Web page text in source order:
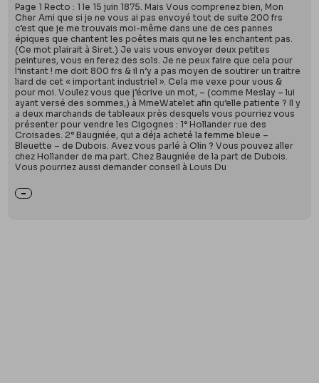
Page 1 Recto : 1 le 15 juin 1875. Mais Vous comprenez bien, Mon
Cher Ami que si je ne vous ai pas envoyé tout de suite 200 frs
c’est que je me trouvais moi-même dans une de ces pannes
épiques que chantent les poêtes mais qui ne les enchantent pas.
(Ce mot plairait à Siret.) Je vais vous envoyer deux petites
peintures, vous en ferez des sols. Je ne peux faire que cela pour
l’instant ! me doit 800 frs & il n’y a pas moyen de soutirer un traitre
liard de cet « important industriel ». Cela me vexe pour vous &
pour moi. Voulez vous que j’écrive un mot, – (comme Meslay – lui
ayant versé des sommes,) à MmeWatelet afin qu’elle patiente ? Il y
a deux marchands de tableaux près desquels vous pourriez vous
présenter pour vendre les Cigognes : 1° Hollander rue des
Croisades. 2° Baugniée, qui a déja acheté la femme bleue –
Bleuette – de Dubois. Avez vous parlé à Olin ? Vous pouvez aller
chez Hollander de ma part. Chez Baugniée de la part de Dubois.
Vous pourriez aussi demander conseil à Louis Du